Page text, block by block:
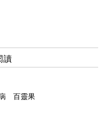
讀
百靈果